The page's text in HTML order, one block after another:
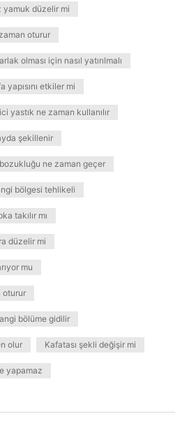
yamuk düzelir mi
oturur
olması için nasıl yatırılmalı
yapısını etkiler mi
yastık ne zaman kullanılır
şekillenir
ne zaman geçer
bölgesi tehlikeli
takılır mı
düzelir mi
mu
oturur
bölüme gidilir
olur Kafatası şekli değişir mi
yapamaz